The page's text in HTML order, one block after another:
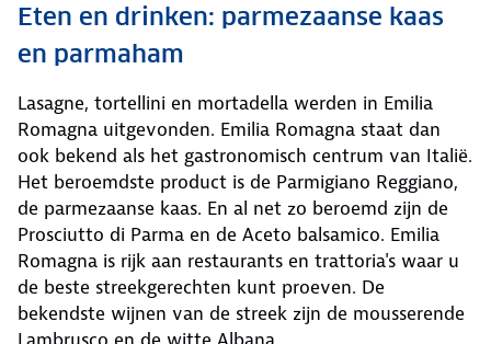
Eten en drinken: parmezaanse kaas
en parmaham
Lasagne, tortellini en mortadella werden in Emilia
Romagna uitgevonden. Emilia Romagna staat dan
ook bekend als het gastronomisch centrum van Italië.
Het beroemdste product is de Parmigiano Reggiano,
de parmezaanse kaas. En al net zo beroemd zijn de
Prosciutto di Parma en de Aceto balsamico. Emilia
Romagna is rijk aan restaurants en trattoria's waar u
de beste streekgerechten kunt proeven. De
bekendste wijnen van de streek zijn de mousserende